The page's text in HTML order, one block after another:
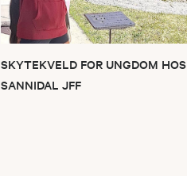
SKYTEKVELD FOR UNGDOM HOS
SANNIDAL JFF